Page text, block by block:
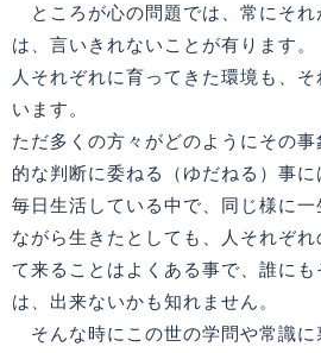
ところが心の問題では、常にそれ
は、言いきれないことが有ります。
人それぞれに育ってきた環境も、
います。
ただ多くの方々がどのようにその
的な判断に委ねる（ゆだねる）事に
毎日生活している中で、同じ様に
ながら生きたとしても、人それぞ
て来ることはよくある事で、誰に
は、出来ないかも知れません。
そんな時にこの世の学問や常識に